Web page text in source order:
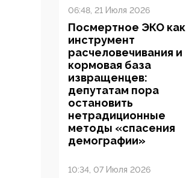
06:48, 21 Июля 2026
Посмертное ЭКО как
инструмент
расчеловечивания и
кормовая база
извращенцев:
депутатам пора
остановить
нетрадиционные
методы «спасения
демографии»
10:34, 07 Июля 2026